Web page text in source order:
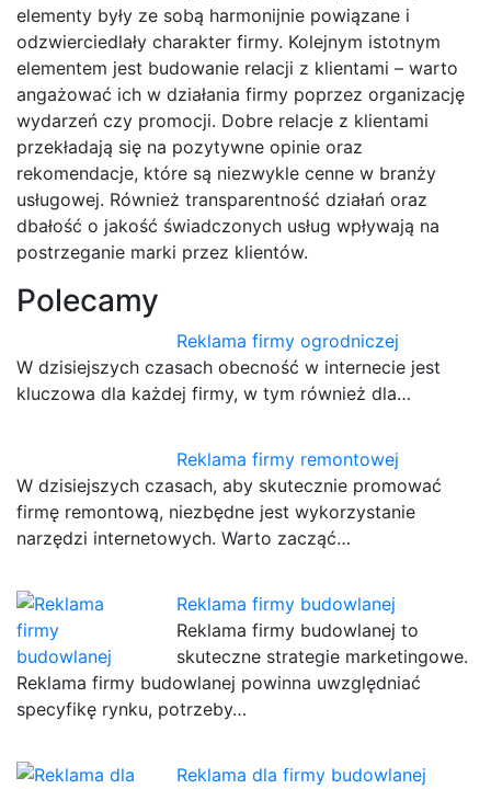
elementy były ze sobą harmonijnie powiązane i
odzwierciedlały charakter firmy. Kolejnym istotnym
elementem jest budowanie relacji z klientami – warto
angażować ich w działania firmy poprzez organizację
wydarzeń czy promocji. Dobre relacje z klientami
przekładają się na pozytywne opinie oraz
rekomendacje, które są niezwykle cenne w branży
usługowej. Również transparentność działań oraz
dbałość o jakość świadczonych usług wpływają na
postrzeganie marki przez klientów.
Polecamy
Reklama firmy ogrodniczej
W dzisiejszych czasach obecność w internecie jest
kluczowa dla każdej firmy, w tym również dla…
Reklama firmy remontowej
W dzisiejszych czasach, aby skutecznie promować
firmę remontową, niezbędne jest wykorzystanie
narzędzi internetowych. Warto zacząć…
Reklama firmy budowlanej
Reklama firmy budowlanej to
skuteczne strategie marketingowe.
Reklama firmy budowlanej powinna uwzględniać
specyfikę rynku, potrzeby…
Reklama dla firmy budowlanej